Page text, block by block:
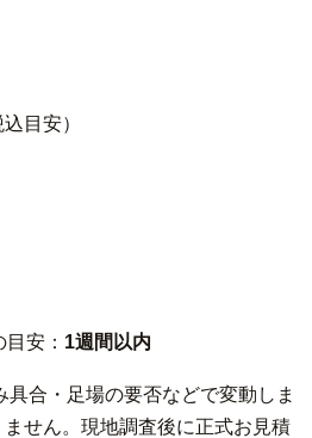
目安）
安： 1週間以内
合・足場の要否などで変動しま
せん。現地調査後に正式お見積